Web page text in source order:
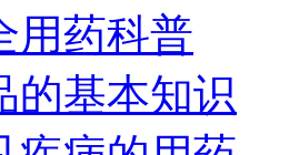
用药科普
的基本知识